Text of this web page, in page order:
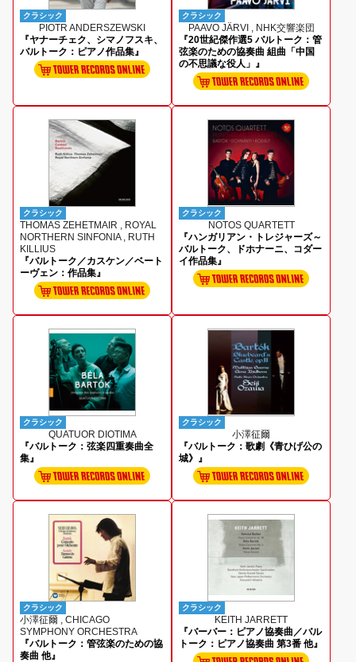
クラシック
PIOTR ANDERSZEWSKI
『ヤナーチェク、シマノフスキ、
バルトーク：ピアノ作品集』
クラシック
PAAVO JÄRVI , NHK交響楽団
『20世紀傑作選5 バルトーク：管
弦楽のための協奏曲 組曲「中国
の不思議な役人」』
クラシック
THOMAS ZEHETMAIR , ROYAL
NORTHERN SINFONIA , RUTH
KILLIUS
『バルトーク／カスケン／ベート
ーヴェン：作品集』
クラシック
NOTOS QUARTETT
『ハンガリアン・トレジャーズ～
バルトーク、ドホナーニ、コダー
イ作品集』
クラシック
QUATUOR DIOTIMA
『バルトーク：弦楽四重奏曲全
集』
クラシック
小澤征爾
『バルトーク：歌劇《青ひげ公の
城》』
クラシック
小澤征爾 , CHICAGO
SYMPHONY ORCHESTRA
『バルトーク：管弦楽のための協
奏曲 他』
クラシック
KEITH JARRETT
『バーバー：ピアノ協奏曲／バル
トーク：ピアノ協奏曲 第3番 他』